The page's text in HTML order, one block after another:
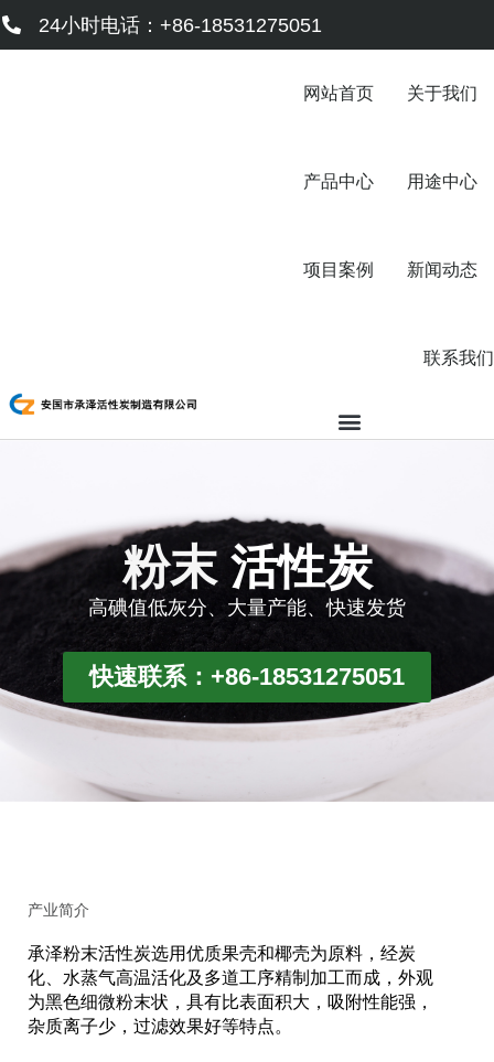
至
24小时电话：+86-18531275051
网站首页 关于我们
产品中心 用途中心
项目案例 新闻动态
联系我们
粉末 活性炭
高碘值低灰分、大量产能、快速发货
快速联系：+86-18531275051
产业简介
承泽粉末活性炭选用优质果壳和椰壳为原料，经炭
化、水蒸气高温活化及多道工序精制加工而成，外观
为黑色细微粉末状，具有比表面积大，吸附性能强，
杂质离子少，过滤效果好等特点。